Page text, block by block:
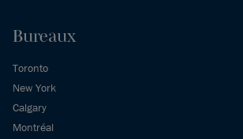
Bureaux
Toronto
New York
Calgary
Montréal